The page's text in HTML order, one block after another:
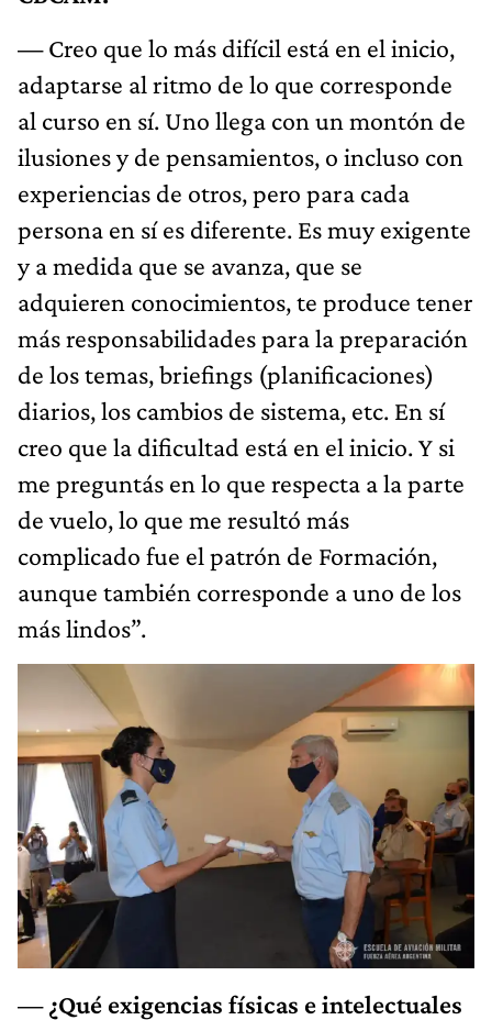
—Creo que lo más difícil está en el inicio,
adaptarse al ritmo de lo que corresponde
al curso en sí. Uno llega con un montón de
ilusiones y de pensamientos, o incluso con
experiencias de otros, pero para cada
persona en sí es diferente. Es muy exigente
y a medida que se avanza, que se
adquieren conocimientos, te produce tener
más responsabilidades para la preparación
de los temas, briefings (planificaciones)
diarios, los cambios de sistema, etc. En sí
creo que la dificultad está en el inicio. Y si
me preguntás en lo que respecta a la parte
de vuelo, lo que me resultó más
complicado fue el patrón de Formación,
aunque también corresponde a uno de los
más lindos”.
— ¿Qué exigencias físicas e intelectuales